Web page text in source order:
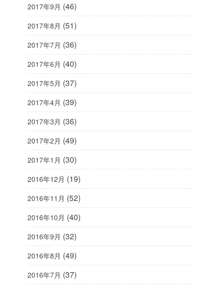
2017年9月 (46)
2017年8月 (51)
2017年7月 (36)
2017年6月 (40)
2017年5月 (37)
2017年4月 (39)
2017年3月 (36)
2017年2月 (49)
2017年1月 (30)
2016年12月 (19)
2016年11月 (52)
2016年10月 (40)
2016年9月 (32)
2016年8月 (49)
2016年7月 (37)